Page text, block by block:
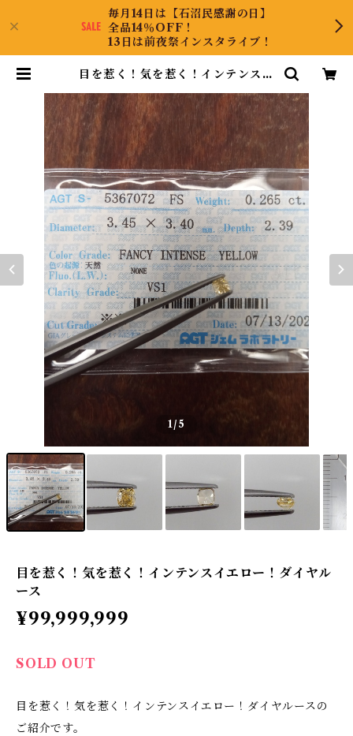
毎月14日は【石沼民感謝の日】
全品14％OFF！
13日は前夜祭インスタライブ！
目を惹く！気を惹く！インテンスイ
wel
1/5
目を惹く！気を惹く！インテンスイエロー！ダイヤル
ース
¥99,999,999
SOLD OUT
目を惹く！気を惹く！インテンスイエロー！ダイヤルースの
ご紹介です。